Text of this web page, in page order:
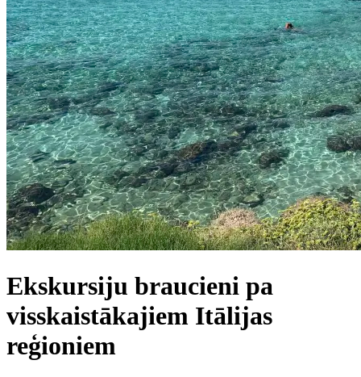
Ekskursiju braucieni pa
visskaistākajiem Itālijas
reģioniem